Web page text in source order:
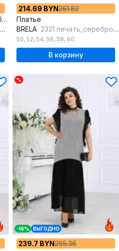
Платье из текстиля с серебряной печатью и молнией на спинке
214.69 BYN261.82
Платье
BRELA 2321 печать_серебро_черный
50, 52, 54, 56, 58, 60
В корзину
%
-16% ВЫГОДНО
239.7 BYN285.36